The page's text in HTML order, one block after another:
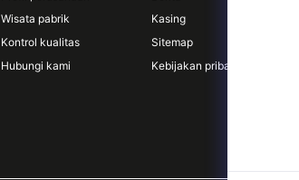
Wisata pabrik
Kontrol kualitas
Hubungi kami
Kasing
Sitemap
Kebijakan pribadi